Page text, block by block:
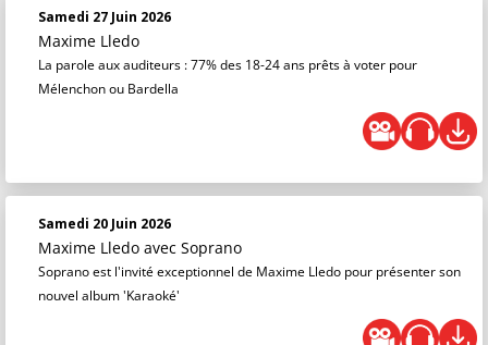
Samedi 27 Juin 2026
Maxime Lledo
La parole aux auditeurs : 77% des 18-24 ans prêts à voter pour
Mélenchon ou Bardella
Samedi 20 Juin 2026
Maxime Lledo avec Soprano
Soprano est l'invité exceptionnel de Maxime Lledo pour présenter son
nouvel album 'Karaoké'